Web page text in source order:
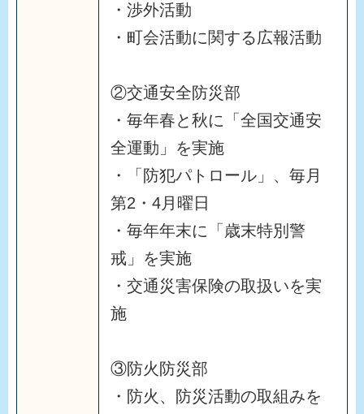
・渉外活動
・町会活動に関する広報活動
②交通安全防災部
・毎年春と秋に「全国交通安
全運動」を実施
・「防犯パトロール」、毎月
第2・4月曜日
・毎年年末に「歳末特別警
戒」を実施
・交通災害保険の取扱いを実
施
③防火防災部
・防火、防災活動の取組みを